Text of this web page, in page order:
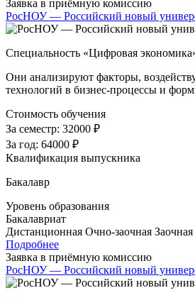
Заявка в приёмную комиссию
РосНОУ — Российский новый
Специальность «Цифровая
Они анализируют факторы,
технологий в бизнес-процессы и
Стоимость обучения
За семестр: 32000 ₽
За год: 64000 ₽
Квалификация выпускника
Бакалавр
Уровень образования
Бакалавриат
Дистанционная Очно-заочная Заочная
Подробнее
Заявка в приёмную комиссию
РосНОУ — Российский новый